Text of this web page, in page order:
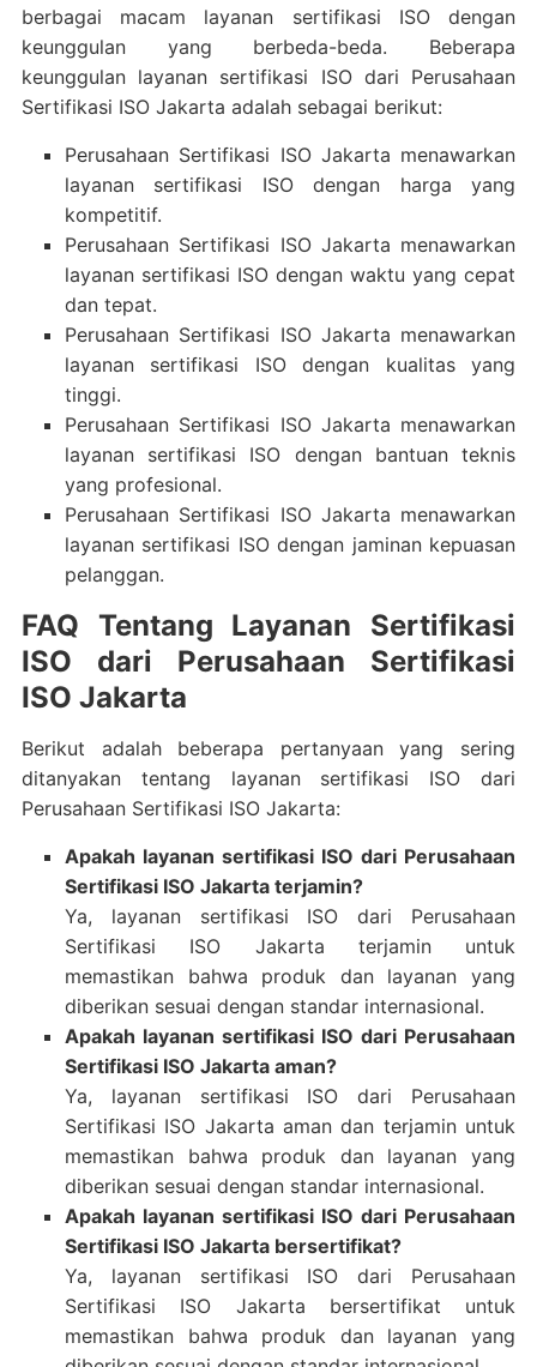
berbagai macam layanan sertifikasi ISO dengan
keunggulan yang berbeda-beda. Beberapa
keunggulan layanan sertifikasi ISO dari Perusahaan
Sertifikasi ISO Jakarta adalah sebagai berikut:
Perusahaan Sertifikasi ISO Jakarta menawarkan
layanan sertifikasi ISO dengan harga yang
kompetitif.
Perusahaan Sertifikasi ISO Jakarta menawarkan
layanan sertifikasi ISO dengan waktu yang cepat
dan tepat.
Perusahaan Sertifikasi ISO Jakarta menawarkan
layanan sertifikasi ISO dengan kualitas yang
tinggi.
Perusahaan Sertifikasi ISO Jakarta menawarkan
layanan sertifikasi ISO dengan bantuan teknis
yang profesional.
Perusahaan Sertifikasi ISO Jakarta menawarkan
layanan sertifikasi ISO dengan jaminan kepuasan
pelanggan.
FAQ Tentang Layanan Sertifikasi
ISO dari Perusahaan Sertifikasi
ISO Jakarta
Berikut adalah beberapa pertanyaan yang sering
ditanyakan tentang layanan sertifikasi ISO dari
Perusahaan Sertifikasi ISO Jakarta:
Apakah layanan sertifikasi ISO dari Perusahaan
Sertifikasi ISO Jakarta terjamin?
Ya, layanan sertifikasi ISO dari Perusahaan
Sertifikasi ISO Jakarta terjamin untuk
memastikan bahwa produk dan layanan yang
diberikan sesuai dengan standar internasional.
Apakah layanan sertifikasi ISO dari Perusahaan
Sertifikasi ISO Jakarta aman?
Ya, layanan sertifikasi ISO dari Perusahaan
Sertifikasi ISO Jakarta aman dan terjamin untuk
memastikan bahwa produk dan layanan yang
diberikan sesuai dengan standar internasional.
Apakah layanan sertifikasi ISO dari Perusahaan
Sertifikasi ISO Jakarta bersertifikat?
Ya, layanan sertifikasi ISO dari Perusahaan
Sertifikasi ISO Jakarta bersertifikat untuk
memastikan bahwa produk dan layanan yang